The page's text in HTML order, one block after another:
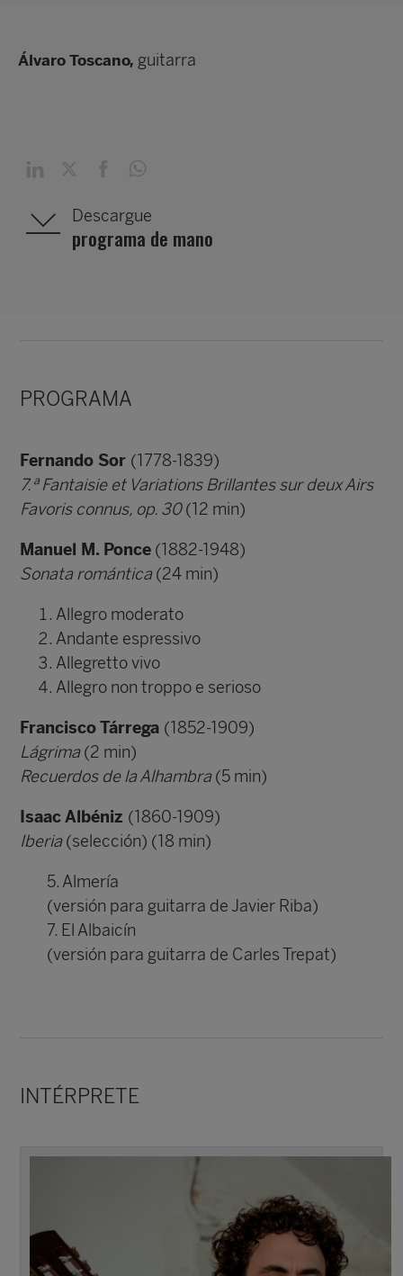
Álvaro Toscano, guitarra
Descargue
programa de mano
PROGRAMA
Fernando Sor (1778-1839)
7.ª Fantaisie et Variations Brillantes sur deux Airs
Favoris connus, op. 30 (12 min)
Manuel M. Ponce (1882-1948)
Sonata romántica (24 min)
Allegro moderato
Andante espressivo
Allegretto vivo
Allegro non troppo e serioso
Francisco Tárrega (1852-1909)
Lágrima (2 min)
Recuerdos de la Alhambra (5 min)
Isaac Albéniz (1860-1909)
Iberia(selección) (18 min)
5. Almería
(versión para guitarra de Javier Riba)
7. El Albaicín
(versión para guitarra de Carles Trepat)
INTÉRPRETE